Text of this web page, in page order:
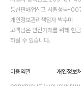
통신판매업신고 서울성북-
개인정보관리책임자 박수미
고객님은 안전거래를 위해 현
하실 수 있습니다.
이용약관 개인정보